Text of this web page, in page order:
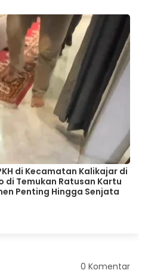
di Kecamatan Kalikajar di
di Temukan Ratusan Kartu
Penting Hingga Senjata
0 Komentar